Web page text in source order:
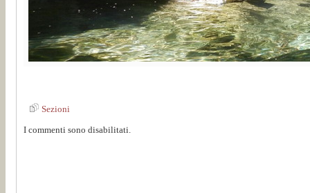
Sezioni
I commenti sono disabilitati.